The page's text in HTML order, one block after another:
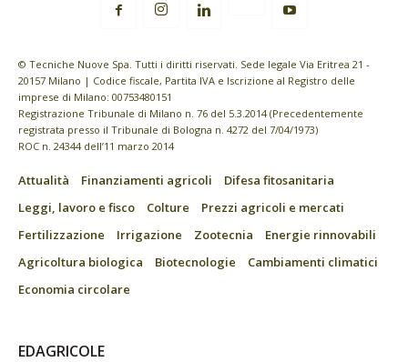
© Tecniche Nuove Spa. Tutti i diritti riservati. Sede legale Via Eritrea 21 -
20157 Milano | Codice fiscale, Partita IVA e Iscrizione al Registro delle
imprese di Milano: 00753480151
Registrazione Tribunale di Milano n. 76 del 5.3.2014 (Precedentemente
registrata presso il Tribunale di Bologna n. 4272 del 7/04/1973)
ROC n. 24344 dell’11 marzo 2014
Attualità Finanziamenti agricoli
Difesa fitosanitaria
Leggi, lavoro e fisco
Colture
Prezzi agricoli e mercati
Fertilizzazione
Irrigazione Zootecnia
Energie rinnovabili
Agricoltura biologica
Biotecnologie
Cambiamenti climatici
Economia circolare
EDAGRICOLE